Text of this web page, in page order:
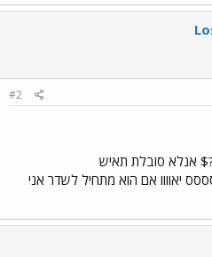
#2
אנלא סובלת תאיש
יאוווו אם הוא מתחיל לשדר אני